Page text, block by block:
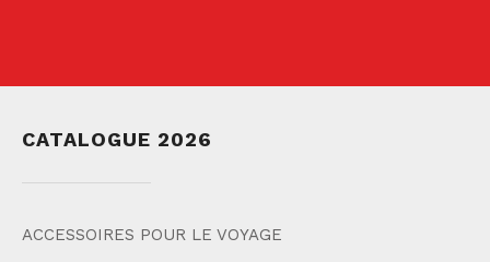
CATALOGUE 2026
ACCESSOIRES POUR LE VOYAGE